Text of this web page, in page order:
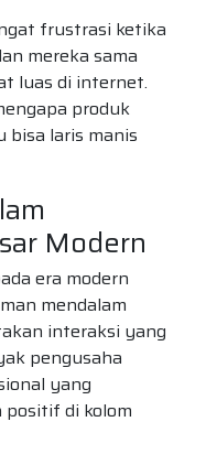
frustrasi ketika
mereka sama
luas di internet.
produk
bisa laris manis
Modern
era modern
mendalam
interaksi yang
pengusaha
yang
di kolom